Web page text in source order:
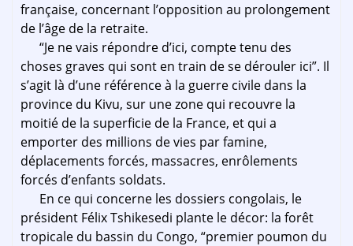
française, concernant l’opposition au prolongement
de l’âge de la retraite.
“Je ne vais répondre d’ici, compte tenu des
choses graves qui sont en train de se dérouler ici”. Il
s’agit là d’une référence à la guerre civile dans la
province du Kivu, sur une zone qui recouvre la
moitié de la superficie de la France, et qui a
emporter des millions de vies par famine,
déplacements forcés, massacres, enrôlements
forcés d’enfants soldats.
En ce qui concerne les dossiers congolais, le
président Félix Tshikesedi plante le décor: la forêt
tropicale du bassin du Congo, “premier poumon du